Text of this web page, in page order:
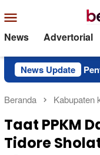
ke
kontenMobile
News Advertorial
News Update
untuk Penyandang
Beranda Kabupaten
Taat PPKM
Tidore